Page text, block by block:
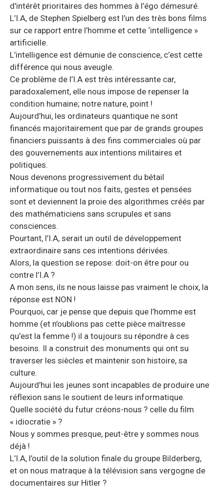
d’intérêt prioritaires des hommes à l’égo démesuré.
L’I.A, de Stephen Spielberg est l’un des très bons films
sur ce rapport entre l’homme et cette ‘intelligence »
artificielle.
L’intelligence est démunie de conscience, c’est cette
différence qui nous aveugle.
Ce problème de l’I.A est très intéressante car,
paradoxalement, elle nous impose de repenser la
condition humaine; notre nature, point !
Aujourd’hui, les ordinateurs quantique ne sont
financés majoritairement que par de grands groupes
financiers puissants à des fins commerciales où par
des gouvernements aux intentions militaires et
politiques.
Nous devenons progressivement du bétail
informatique ou tout nos faits, gestes et pensées
sont et deviennent la proie des algorithmes créés par
des mathématiciens sans scrupules et sans
consciences.
Pourtant, l’I.A, serait un outil de développement
extraordinaire sans ces intentions dérivées.
Alors, la question se repose: doit-on être pour ou
contre l’I.A ?
A mon sens, ils ne nous laisse pas vraiment le choix, la
réponse est NON !
Pourquoi, car je pense que depuis que l’homme est
homme (et n’oublions pas cette pièce maîtresse
qu’est la femme !) il a toujours su répondre à ces
besoins. Il a construit des monuments qui ont su
traverser les siècles et maintenir son histoire, sa
culture.
Aujourd’hui les jeunes sont incapables de produire une
réflexion sans le soutient de leurs informatique.
Quelle société du futur créons-nous ? celle du film
« idiocratie » ?
Nous y sommes presque, peut-être y sommes nous
déjà !
L’I.A, l’outil de la solution finale du groupe Bilderberg,
et on nous matraque à la télévision sans vergogne de
documentaires sur Hitler ?